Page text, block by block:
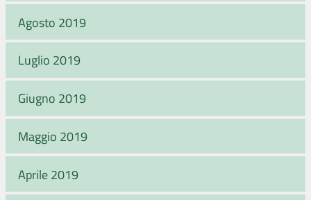
Agosto 2019
Luglio 2019
Giugno 2019
Maggio 2019
Aprile 2019